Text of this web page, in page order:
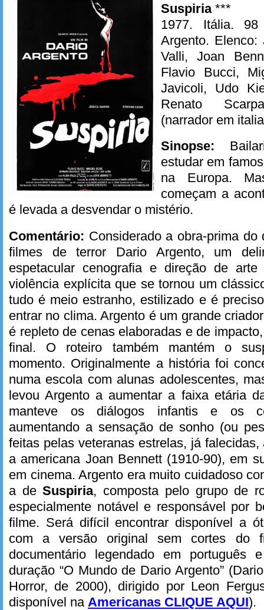
Suspiria***
1977. Itália.
Argento. Elenco:
Valli, Joan
Flavio Bucci,
Javicoli, Udo
Renato
(narrador em
Sinopse:
estudar em
na Europa.
começam a
é levada a desvendar o mistério.
Comentário: Considerado a obra-prima
filmes de terror Dario Argento, um
espetacular cenografia e direção de
violência explícita que se tornou um
tudo é meio estranho, estilizado e é
entrar no clima. Argento é um grande
é repleto de cenas elaboradas e de
final. O roteiro também mantém o
momento. Originalmente a história foi
numa escola com alunas adolescentes,
levou Argento a aumentar a faixa etária
manteve os diálogos infantis e os
aumentando a sensação de sonho (ou
feitas pelas veteranas estrelas, já
a americana Joan Bennett (1910-90), em
em cinema. Argento era muito cuidadoso
a deSuspiria, composta pelo grupo de
especialmente notável e responsável por
filme. Será difícil encontrar disponível a
com a versão original sem cortes do
documentário legendado em
duração “O Mundo de Dario Argento”
Horror, de 2000), dirigido por Leon
disponível na Americanas CLIQUE AQUI).